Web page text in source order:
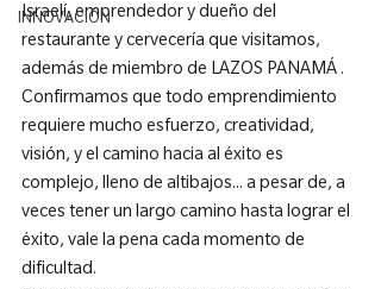
INNOVACIÓN
Israelí, emprendedor y dueño del
restaurante y cervecería que visitamos,
además de miembro de LAZOS PANAMÁ .
Confirmamos que todo emprendimiento
requiere mucho esfuerzo, creatividad,
visión, y el camino hacia al éxito es
complejo, lleno de altibajos... a pesar de, a
veces tener un largo camino hasta lograr el
éxito, vale la pena cada momento de
dificultad.